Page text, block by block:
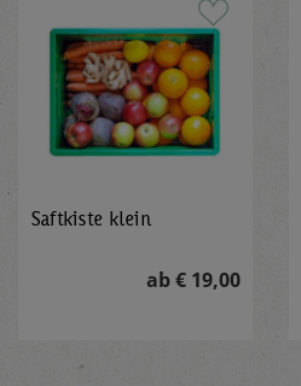
Saftkiste klein
ab € 19,00